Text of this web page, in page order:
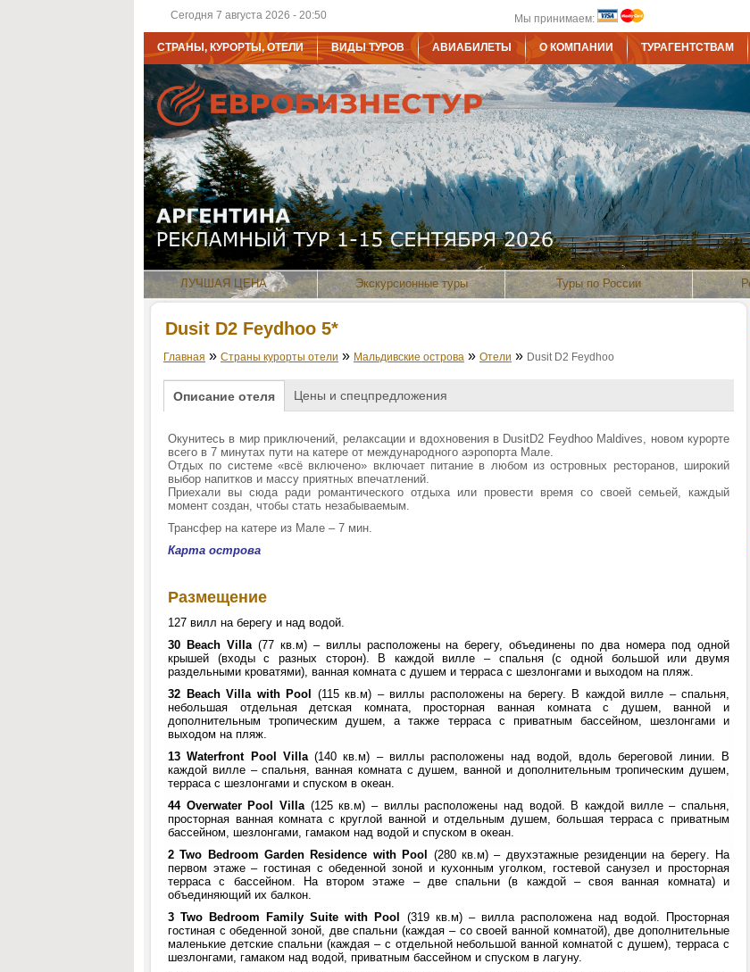
Сегодня 7 августа 2026 - 20:50 Мы принимаем:
СТРАНЫ, КУРОРТЫ, ОТЕЛИ ВИДЫ ТУРОВ АВИАБИЛЕТЫ О КОМПАНИИ ТУРАГЕНТСТВАМ
ЛУЧШАЯ ЦЕНА Экскурсионные туры Туры по России
Dusit D2 Feydhoo 5*
Главная » Страны курорты отели » Мальдивские острова » Отели » Dusit D2 Feydhoo
Описание отеля Цены и спецпредложения
Окунитесь в мир приключений, релаксации и вдохновения в DusitD2 Feydhoo Maldives, новом курорте
всего в 7 минутах пути на катере от международного аэропорта Мале.
Отдых по системе «всё включено» включает питание в любом из островных ресторанов, широкий
выбор напитков и массу приятных впечатлений.
Приехали вы сюда ради романтического отдыха или провести время со своей семьей, каждый
момент создан, чтобы стать незабываемым.
Трансфер на катере из Мале – 7 мин.
Карта острова
Размещение
127 вилл на берегу и над водой.
30 Beach Villa(77 кв.м) – виллы расположены на берегу, объединены по два номера под одной
крышей (входы с разных сторон). В каждой вилле – спальня (с одной большой или двумя
раздельными кроватями), ванная комната с душем и терраса с шезлонгами и выходом на пляж.
32 Beach Villa with Pool
(115 кв.м) – виллы расположены на берегу. В каждой вилле – спальня,
небольшая отдельная детская комната, просторная ванная комната с душем, ванной и
дополнительным тропическим душем, а также терраса с приватным бассейном, шезлонгами и
выходом на пляж.
13Waterfront Pool Villa(140 кв.м) – виллы расположены над водой, вдоль береговой линии. В
каждой вилле – спальня, ванная комната с душем, ванной и дополнительным тропическим душем,
терраса с шезлонгами и спуском в океан.
44 Overwater Pool Villa (125 кв.м) – виллы расположены над водой. В каждой вилле – спальня,
просторная ванная комната с круглой ванной и отдельным душем, большая терраса с приватным
бассейном, шезлонгами, гамаком над водой и спуском в океан.
2 Two Bedroom Garden Residence with Pool
(280 кв.м) – двухэтажные резиденции на берегу. На
первом этаже – гостиная с обеденной зоной и кухонным уголком, гостевой санузел и просторная
терраса с бассейном. На втором этаже – две спальни (в каждой – своя ванная комната) и
объединяющий их балкон.
3 Two Bedroom Family Suite with Pool
(319 кв.м) – вилла расположена над водой.
Просторная
гостиная с обеденной зоной, две спальни (каждая – со своей ванной комнатой), две дополнительные
маленькие детские спальни (каждая – с отдельной небольшой ванной комнатой с душем), терраса с
шезлонгами, гамаком над водой, приватным бассейном и спуском в лагуну.